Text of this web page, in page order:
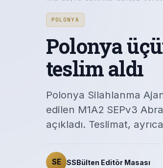
POLONYA
Polonya
teslim aldı
Polonya Silahlanma
edilen M1A2 SEPv3
açıkladı. Teslimat,
SE SSBülten Editör Masası